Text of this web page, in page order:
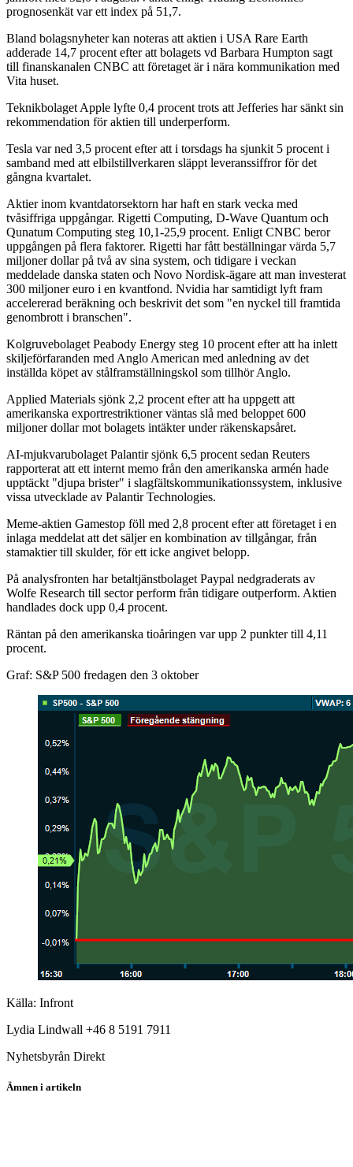
prognosenkät var ett index på 51,7.
Bland bolagsnyheter kan noteras att aktien i USA Rare Earth
adderade 14,7 procent efter att bolagets vd Barbara Humpton sagt
till finanskanalen CNBC att företaget är i nära kommunikation med
Vita huset.
Teknikbolaget Apple lyfte 0,4 procent trots att Jefferies har sänkt sin
rekommendation för aktien till underperform.
Tesla var ned 3,5 procent efter att i torsdags ha sjunkit 5 procent i
samband med att elbilstillverkaren släppt leveranssiffror för det
gångna kvartalet.
Aktier inom kvantdatorsektorn har haft en stark vecka med
tvåsiffriga uppgångar. Rigetti Computing, D-Wave Quantum och
Qunatum Computing steg 10,1-25,9 procent. Enligt CNBC beror
uppgången på flera faktorer. Rigetti har fått beställningar värda 5,7
miljoner dollar på två av sina system, och tidigare i veckan
meddelade danska staten och Novo Nordisk-ägare att man investerat
300 miljoner euro i en kvantfond. Nvidia har samtidigt lyft fram
accelererad beräkning och beskrivit det som "en nyckel till framtida
genombrott i branschen".
Kolgruvebolaget Peabody Energy steg 10 procent efter att ha inlett
skiljeförfaranden med Anglo American med anledning av det
inställda köpet av stålframställningskol som tillhör Anglo.
Applied Materials sjönk 2,2 procent efter att ha uppgett att
amerikanska exportrestriktioner väntas slå med beloppet 600
miljoner dollar mot bolagets intäkter under räkenskapsåret.
AI-mjukvarubolaget Palantir sjönk 6,5 procent sedan Reuters
rapporterat att ett internt memo från den amerikanska armén hade
upptäckt "djupa brister" i slagfältskommunikationssystem, inklusive
vissa utvecklade av Palantir Technologies.
Meme-aktien Gamestop föll med 2,8 procent efter att företaget i en
inlaga meddelat att det säljer en kombination av tillgångar, från
stamaktier till skulder, för ett icke angivet belopp.
På analysfronten har betaltjänstbolaget Paypal nedgraderats av
Wolfe Research till sector perform från tidigare outperform. Aktien
handlades dock upp 0,4 procent.
Räntan på den amerikanska tioåringen var upp 2 punkter till 4,11
procent.
Graf: S&P 500 fredagen den 3 oktober
Källa: Infront
Lydia Lindwall +46 8 5191 7911
Nyhetsbyrån Direkt
Ämnen i artikeln